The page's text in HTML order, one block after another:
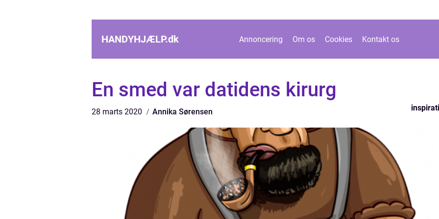
HANDYHJÆLP.dk Annoncering Om os Cookies Kontakt os
En smed var datidens kirurg
28 marts 2020 Annika Sørensen